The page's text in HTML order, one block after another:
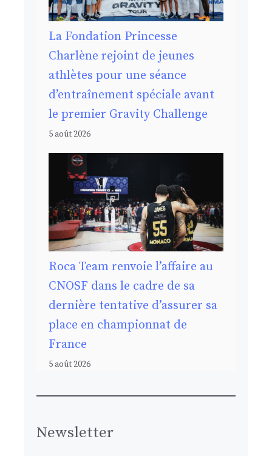
La Fondation Princesse
Charlène rejoint de jeunes
athlètes pour une séance
d’entraînement spéciale avant
le premier Gravity Challenge
5 août 2026
Roca Team renvoie l’affaire au
CNOSF dans le cadre de sa
dernière tentative d’assurer sa
place en championnat de
France
5 août 2026
Newsletter